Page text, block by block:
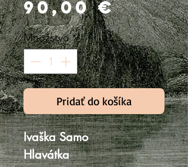
90,00 €Price
Množstvo*
Pridať do košíka
Ivaška Samo
Hlavátka